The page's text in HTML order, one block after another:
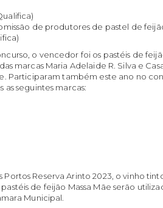
de produtores de pastel de
o vencedor foi os pastéis de
marcas Maria Adelaide R. Silva e
Participaram também este ano no
as seguintes marcas:
Portos Reserva Arinto 2023, o vinho
de feijão Massa Mãe serão
Municipal.